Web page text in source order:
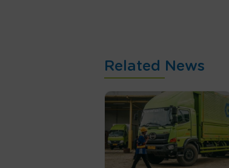
Related News